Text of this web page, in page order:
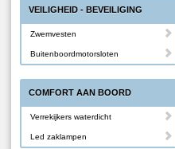
VEILIGHEID - BEVEILIGING
Zwemvesten
Buitenboordmotorsloten
COMFORT AAN BOORD
Verrekijkers waterdicht
Led zaklampen